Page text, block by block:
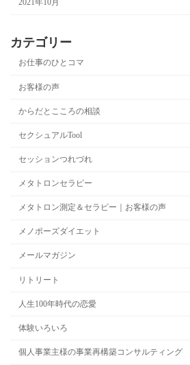
2021年10月
カテゴリー
お仕事のひとコマ
お客様の声
からだとこころの相談
セクシュアルTool
セッションつれづれ
メタトロンセラピー
メタトロン測定＆セラピー｜お客様の声
メノポーズダイエット
メールマガジン
リトリート
人生100年時代の恋愛
体験いろいろ
個人事業主様の事業再構築コンサルティング